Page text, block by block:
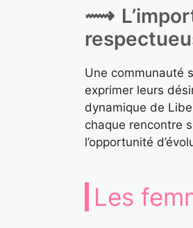
Une communauté
exprimer leurs
dynamique de
chaque rencontre
l’opportunité
Les